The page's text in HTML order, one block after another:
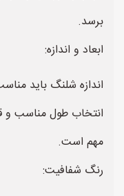
برسد.
ابعاد و اندازه:
اندازه شلنگ باید
انتخاب طول مناسب و
مهم است.
رنگ شفافیت: